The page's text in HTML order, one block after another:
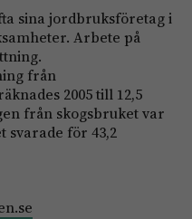
sina jordbruksföretag i
Arbete på
från
2005 till 12,5
från skogsbruket var
för 43,2